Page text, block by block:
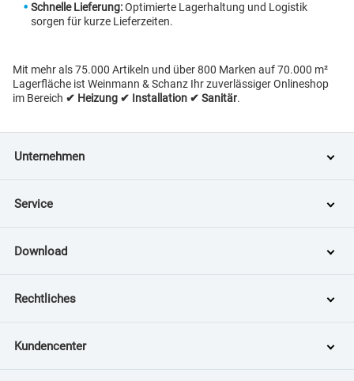
Schnelle Lieferung:Optimierte Lagerhaltung und Logistik
sorgen für kurze Lieferzeiten.
Mit mehr als 75.000 Artikeln und über 800 Marken auf 70.000 m²
Lagerfläche ist Weinmann & Schanz Ihr zuverlässiger Onlineshop
im Bereich ✔ Heizung ✔ Installation ✔ Sanitär.
Unternehmen
Service
Download
Rechtliches
Kundencenter